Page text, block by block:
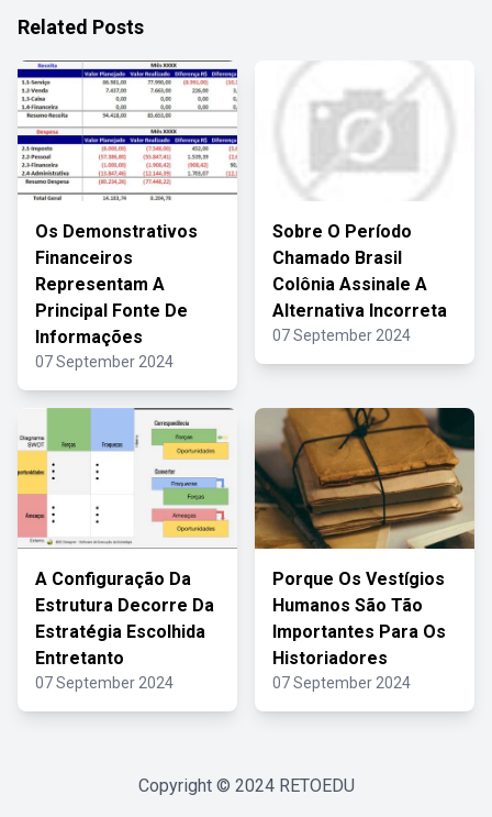
Related Posts
Os Demonstrativos
Financeiros
Representam A
Principal Fonte De
Informações
07 September 2024
Sobre O Período
Chamado Brasil
Colônia Assinale A
Alternativa Incorreta
07 September 2024
A Configuração Da
Estrutura Decorre Da
Estratégia Escolhida
Entretanto
07 September 2024
Porque Os Vestígios
Humanos São Tão
Importantes Para Os
Historiadores
07 September 2024
Copyright © 2024 RETOEDU